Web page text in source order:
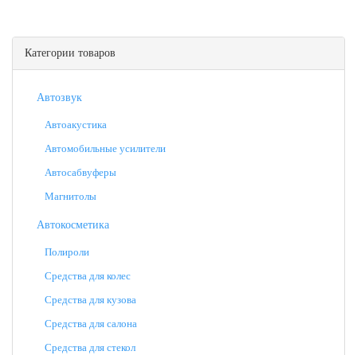
Категории товаров
Автозвук
Автоакустика
Автомобильные усилители
Автосабвуферы
Магнитолы
Автокосметика
Полироли
Средства для колес
Средства для кузова
Средства для салона
Средства для стекол